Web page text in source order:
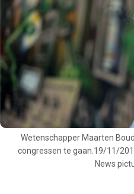
Wetenschapper Maarten
congressen te gaan.19/11/
News